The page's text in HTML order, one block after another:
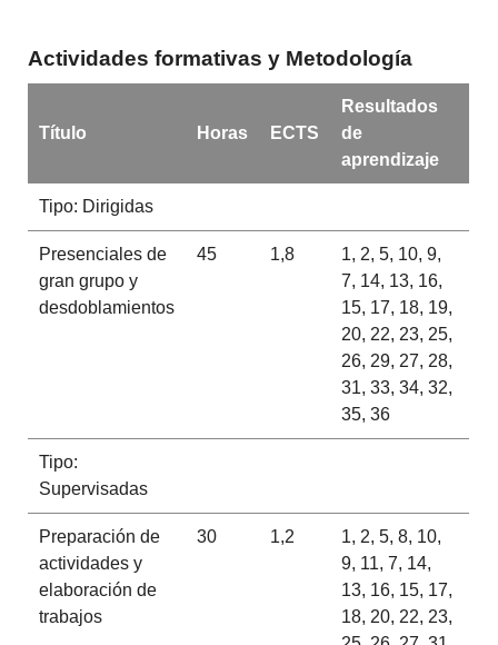
Actividades formativas y Metodología
Título Horas ECTS
Resultados
de
aprendizaje
Tipo: Dirigidas
Presenciales de
gran grupo y
desdoblamientos
45 1,8
1, 2, 5, 10, 9,
7, 14, 13, 16,
15, 17, 18, 19,
20, 22, 23, 25,
26, 29, 27, 28,
31, 33, 34, 32,
35, 36
Tipo:
Supervisadas
Preparación de
actividades y
elaboración de
trabajos
30 1,2
1, 2, 5, 8, 10,
9, 11, 7, 14,
13, 16, 15, 17,
18, 20, 22, 23,